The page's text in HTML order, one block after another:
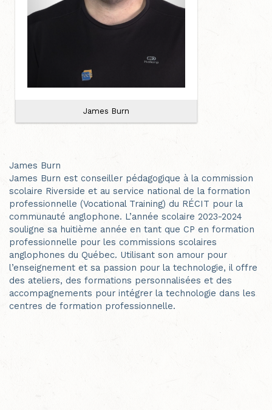
James Burn
James Burn
James Burn est conseiller pédagogique à la commission
scolaire Riverside et au service national de la formation
professionnelle (Vocational Training) du RÉCIT pour la
communauté anglophone. L’année scolaire 2023-2024
souligne sa huitième année en tant que CP en formation
professionnelle pour les commissions scolaires
anglophones du Québec. Utilisant son amour pour
l’enseignement et sa passion pour la technologie, il offre
des ateliers, des formations personnalisées et des
accompagnements pour intégrer la technologie dans les
centres de formation professionnelle.